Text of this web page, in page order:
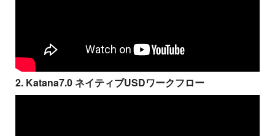
2. Katana7.0 ネイティブUSDワークフロー